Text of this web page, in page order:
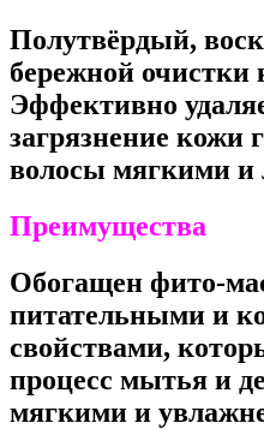
Полутвёрдый,
бережной очистки
Эффективно
загрязнение кожи
волосы мягкими и
Преимущества
Обогащен фито-
питательными и
свойствами,
процесс мытья и
мягкими и